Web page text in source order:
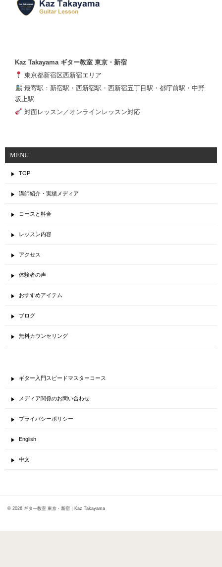
Kaz Takayama ギター教室 東京・新宿
東京都新宿区西新宿エリア
最寄駅：新宿駅・西新宿駅・西新宿五丁目駅・都庁前駅・中野
坂上駅
対面レッスン／オンラインレッスン対応
MENU
TOP
講師紹介・実績メディア
コースと料金
レッスン内容
アクセス
体験者の声
おすすめアイテム
ブログ
無料カウンセリング
ギター入門スピードマスターコース
メディア関係のお問い合わせ
プライバシーポリシー
English
中文
© 2026 ギター教室 東京・新宿｜Kaz Takayama